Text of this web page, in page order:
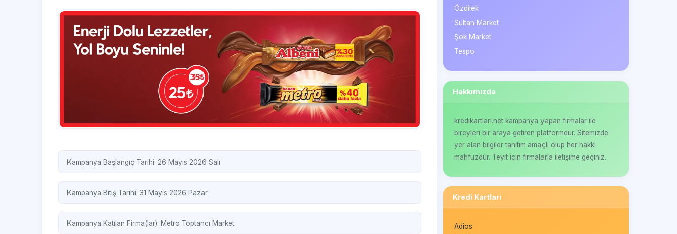
Kampanya Başlangıç Tarihi: 26 Mayıs 2026 Salı
Kampanya Bitiş Tarihi: 31 Mayıs 2026 Pazar
Kampanya Katılan Firma(lar): Metro Toptancı Market
Özdilek
Sultan Market
Şok Market
Tespo
Hakkımızda
kredikartlari.net kampanya yapan firmalar ile
bireyleri bir araya getiren platformdur. Sitemizde
yer alan bilgiler tanıtım amaçlı olup her hakkı
mahfuzdur. Teyit için firmalarla iletişime geçiniz.
Kredi Kartları
Adios